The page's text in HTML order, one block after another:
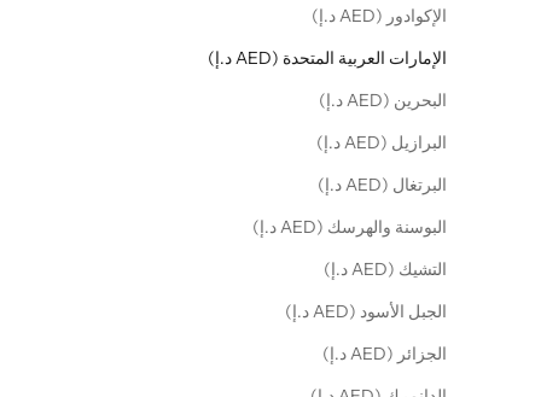
الإكوادور (AED د.إ)
الإمارات العربية المتحدة (AED د.إ)
البحرين (AED د.إ)
البرازيل (AED د.إ)
البرتغال (AED د.إ)
البوسنة والهرسك (AED د.إ)
التشيك (AED د.إ)
الجبل الأسود (AED د.إ)
الجزائر (AED د.إ)